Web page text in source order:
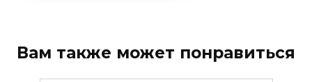
Вам также может понравиться